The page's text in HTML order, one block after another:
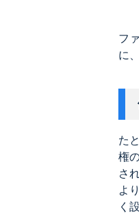
フ
に
た
権
さ
よ
く